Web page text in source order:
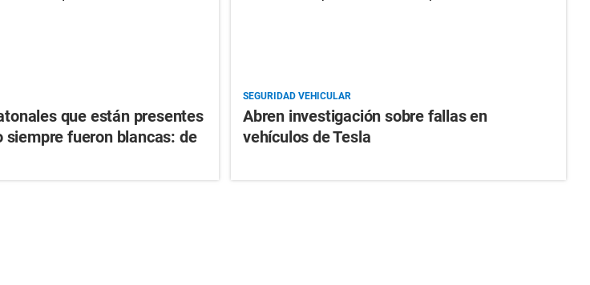
que están presentes
siempre fueron blancas: de
SEGURIDAD VEHICULAR
Abren investigación sobre fallas en
vehículos de Tesla